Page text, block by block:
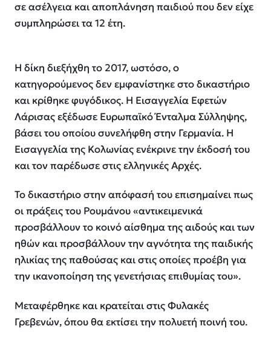
σε ασέλγεια και αποπλάνηση παιδιού που δεν είχε
συμπληρώσει τα 12 έτη.
Η δίκη διεξήχθη το 2017, ωστόσο, ο
κατηγορούμενος δεν εμφανίστηκε στο δικαστήριο
και κρίθηκε φυγόδικος. Η Εισαγγελία Εφετών
Λάρισας εξέδωσε Ευρωπαϊκό Ένταλμα Σύλληψης,
βάσει του οποίου συνελήφθη στην Γερμανία. Η
Εισαγγελία της Κολωνίας ενέκρινε την έκδοσή του
και τον παρέδωσε στις ελληνικές Αρχές.
Το δικαστήριο στην απόφασή του επισημαίνει πως
οι πράξεις του Ρουμάνου «αντικειμενικά
προσβάλλουν το κοινό αίσθημα της αιδούς και των
ηθών και προσβάλλουν την αγνότητα της παιδικής
ηλικίας της παθούσας και στις οποίες προέβη για
την ικανοποίηση της γενετήσιας επιθυμίας του».
Μεταφέρθηκε και κρατείται στις Φυλακές
Γρεβενών, όπου θα εκτίσει την πολυετή ποινή του.